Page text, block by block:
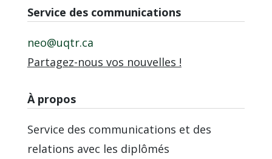
Service des communications
neo@uqtr.ca
Partagez-nous vos nouvelles !
À propos
Service des communications et des
relations avec les diplômés